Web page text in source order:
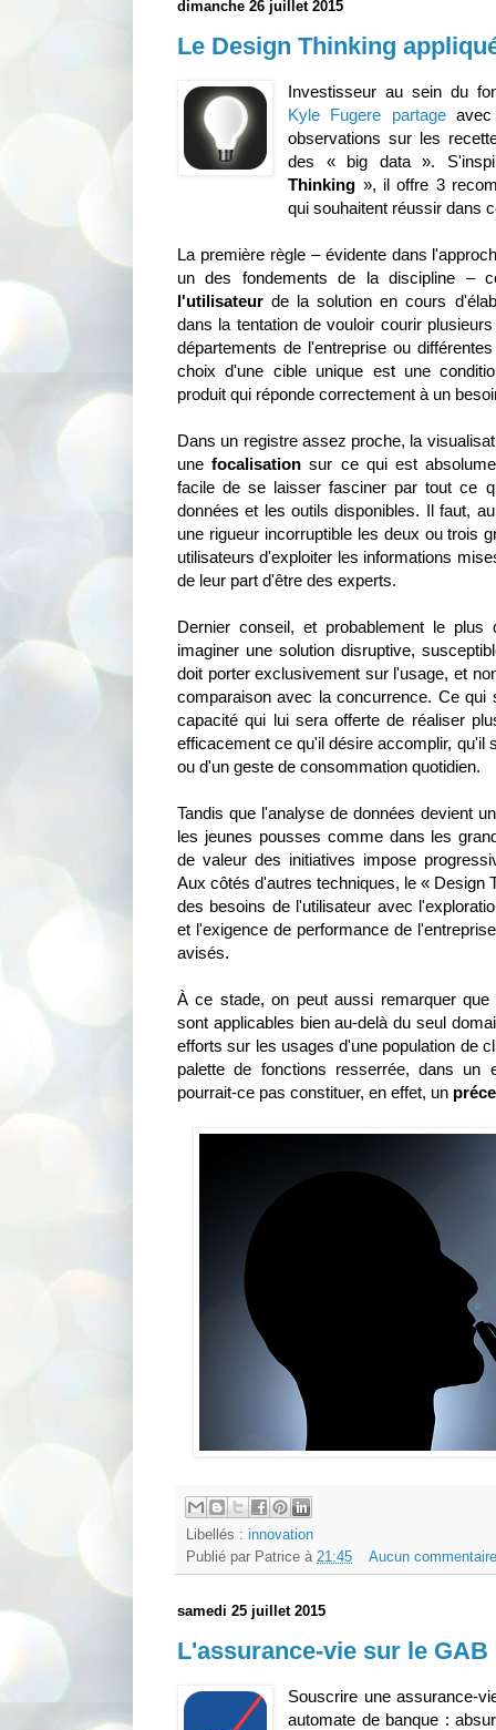
dimanche 26 juillet 2015
Le Design Thinking
Investisseur au sein du
Kyle Fugere
partageavec
observations sur les
des « big data ».
Thinking », il offre 3
qui souhaitent réussir dans
La première règle – évidente dans
un des fondements de la discipline –
l'utilisateur de la solution en cours
dans la tentation de vouloir courir
départements de l'entreprise ou
choix d'une cible unique est une
produit qui réponde correctement à un
Dans un registre assez proche, la
unefocalisation sur ce qui est
facile de se laisser fasciner par tout ce
données et les outils disponibles. Il faut,
une rigueur incorruptible les deux ou trois
utilisateurs d'exploiter les informations
de leur part d'être des experts.
Dernier conseil, et probablement le
imaginer une solution disruptive,
doit porter exclusivement sur l'usage, et
comparaison avec la concurrence. Ce
capacité qui lui sera offerte de réaliser
efficacement ce qu'il désire accomplir, qu'il
ou d'un geste de consommation quotidien.
Tandis que l'analyse de données devient
les jeunes pousses comme dans les
de valeur des initiatives impose
Aux côtés d'autres techniques, le « Design
des besoins de l'utilisateur avec
et l'exigence de performance de
avisés.
À ce stade, on peut aussi remarquer
sont applicables bien au-delà du seul
efforts sur les usages d'une population de
palette de fonctions resserrée, dans un
pourrait-ce pas constituer, en effet, un
Libellés : innovation
Publié par Patrice à 21:45 Aucun
samedi 25 juillet 2015
L'assurance-vie sur le GAB
Souscrire une assurance-
automate de banque :